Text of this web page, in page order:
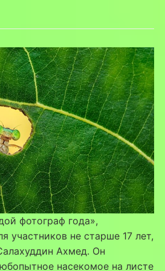
фотограф года»,
участников не старше 17 лет,
Ахмед. Он
насекомое на листе